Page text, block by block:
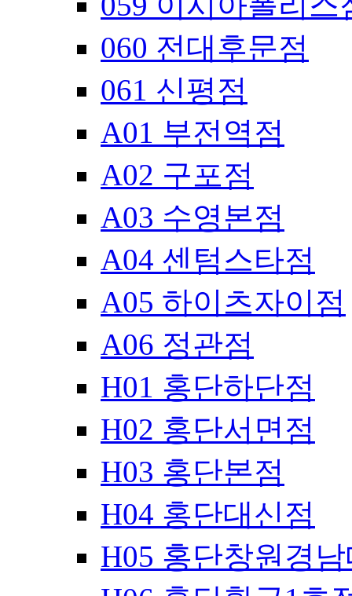
060 전대후문점
061 신평점
A01 부전역점
A02 구포점
A03 수영본점
A04 센텀스타점
A05 하이츠자이점
A06 정관점
H01 홍단하단점
H02 홍단서면점
H03 홍단본점
H04 홍단대신점
H05 홍단창원경